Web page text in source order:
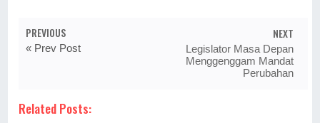
PREVIOUS
« Prev Post
NEXT
Legislator Masa Depan
Menggenggam Mandat
Perubahan
Related Posts: